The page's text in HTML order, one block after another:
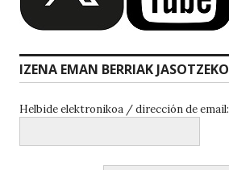
IZENA EMAN BERRIAK JASOTZEKO
Helbide elektronikoa / dirección de email: